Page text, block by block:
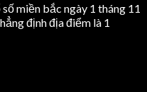
miền bắc ngày 1 tháng 11
định địa điểm là 1